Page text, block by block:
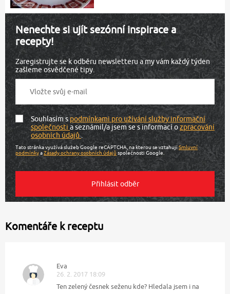
Nenechte si ujít sezónní inspirace a
recepty!
Zaregistrujte se k odběru newsletteru a my vám každý týden
zašleme osvědčené tipy.
Souhlasím spodmínkami pro užívání služby informační
společnostia seznámil/a jsem se s informací ozpracování
osobních údajů.
Tato stránka využívá služeb Google reCAPTCHA, na kterou se vztahujíSmluvní
podmínkyaZásady ochrany osobních údajů společnosti Google.
Komentáře k receptu
Eva
26. 2. 2017 18:09
Ten zelený česnek seženu kde? Hledala jsem i na